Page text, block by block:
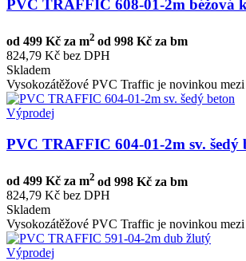
PVC TRAFFIC 608-01-2m béžová
od 499 Kč za m2 od 998 Kč za bm
824,79 Kč bez DPH
Skladem
Vysokozátěžové PVC Traffic je novinkou
Výprodej
PVC TRAFFIC 604-01-2m sv. šedý
od 499 Kč za m2 od 998 Kč za bm
824,79 Kč bez DPH
Skladem
Vysokozátěžové PVC Traffic je novinkou
Výprodej